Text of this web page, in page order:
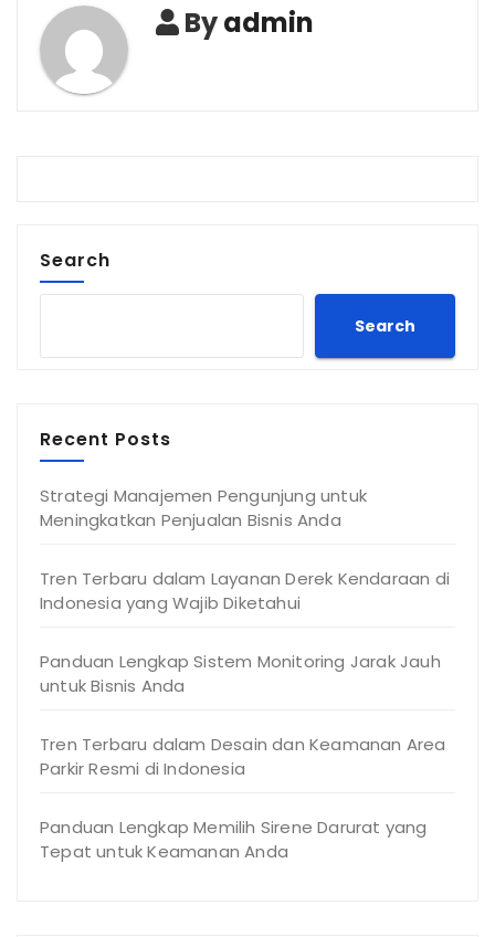
Byadmin
Search
Search
Recent Posts
Strategi Manajemen Pengunjung untuk
Meningkatkan Penjualan Bisnis Anda
Tren Terbaru dalam Layanan Derek Kendaraan di
Indonesia yang Wajib Diketahui
Panduan Lengkap Sistem Monitoring Jarak Jauh
untuk Bisnis Anda
Tren Terbaru dalam Desain dan Keamanan Area
Parkir Resmi di Indonesia
Panduan Lengkap Memilih Sirene Darurat yang
Tepat untuk Keamanan Anda